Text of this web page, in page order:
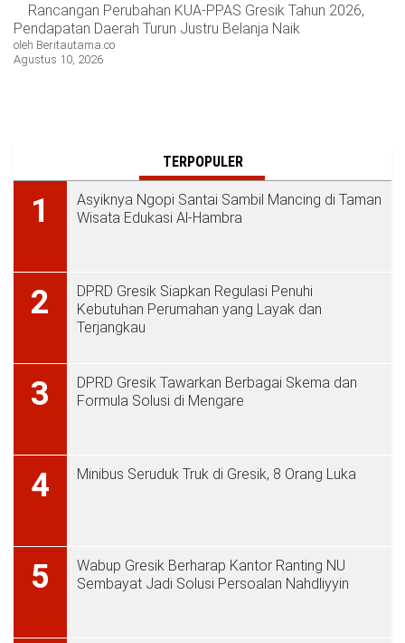
Rancangan Perubahan KUA-PPAS Gresik Tahun 2026,
Pendapatan Daerah Turun Justru Belanja Naik
oleh Beritautama.co
Agustus 10, 2026
TERPOPULER
1
Asyiknya Ngopi Santai Sambil Mancing di Taman
Wisata Edukasi Al-Hambra
2
DPRD Gresik Siapkan Regulasi Penuhi
Kebutuhan Perumahan yang Layak dan
Terjangkau
3
DPRD Gresik Tawarkan Berbagai Skema dan
Formula Solusi di Mengare
4 Minibus Seruduk Truk di Gresik, 8 Orang Luka
5
Wabup Gresik Berharap Kantor Ranting NU
Sembayat Jadi Solusi Persoalan Nahdliyyin